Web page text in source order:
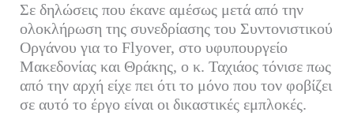
Σε δηλώσεις που έκανε αμέσως μετά από την
ολοκλήρωση της συνεδρίασης του Συντονιστικού
Οργάνου για το Flyover, στο υφυπουργείο
Μακεδονίας και Θράκης, ο κ. Ταχιάος τόνισε πως
από την αρχή είχε πει ότι το μόνο που τον φοβίζει
σε αυτό το έργο είναι οι δικαστικές εμπλοκές.